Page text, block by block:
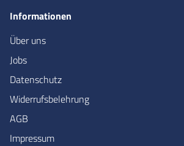
Informationen
Über uns
Jobs
Datenschutz
Widerrufsbelehrung
AGB
Impressum